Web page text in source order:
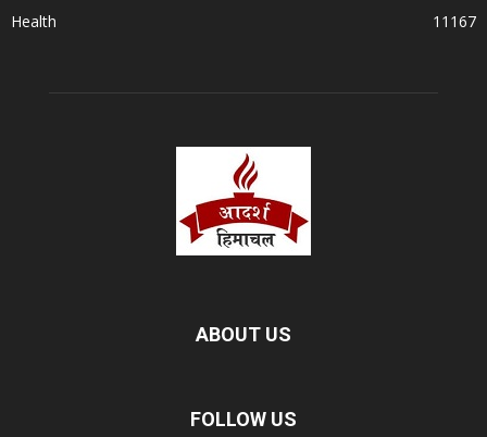
Health
11167
ABOUT US
FOLLOW US